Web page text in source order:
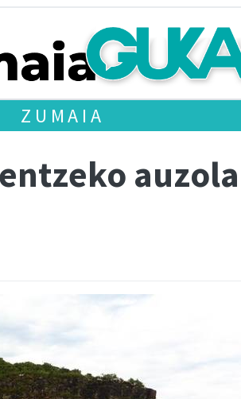
ZUMAIA